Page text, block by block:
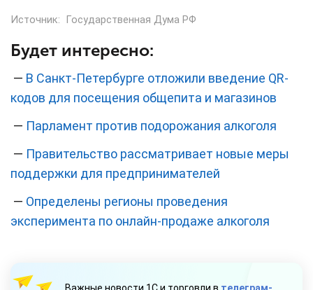
Источник: Государственная Дума РФ
Будет интересно:
— В Санкт-Петербурге отложили введение QR-
кодов для посещения общепита и магазинов
— Парламент против подорожания алкоголя
— Правительство рассматривает новые меры
поддержки для предпринимателей
— Определены регионы проведения
эксперимента по онлайн-продаже алкоголя